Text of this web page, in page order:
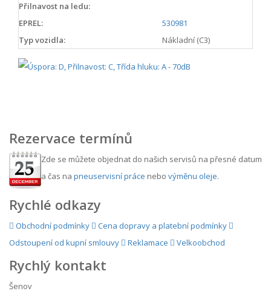
Přilnavost na ledu:
EPREL:
530981
Typ vozidla:
Nákladní (C3)
Rezervace termínů
Zde se můžete objednat do našich servisů na přesné datum
a čas na pneuservisní práce nebo výměnu oleje.
Rychlé odkazy
Obchodní podmínky
Cena dopravy a platební podmínky
Odstoupení od kupní smlouvy
Reklamace Velkoobchod
Rychlý kontakt
Šenov